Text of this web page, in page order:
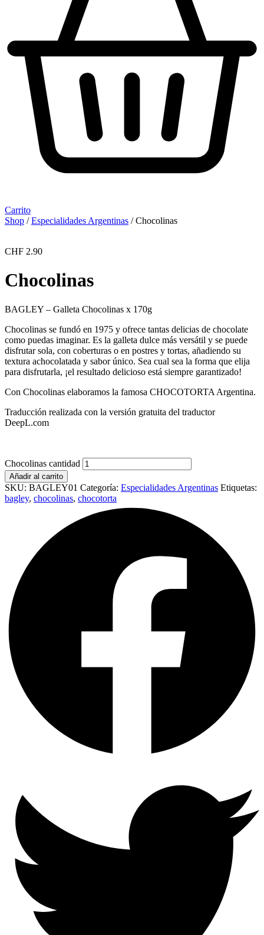
Carrito
Shop /Especialidades Argentinas / Chocolinas
CHF 2.90
Chocolinas
BAGLEY – Galleta Chocolinas x 170g
Chocolinas se fundó en 1975 y ofrece tantas delicias de chocolate
como puedas imaginar. Es la galleta dulce más versátil y se puede
disfrutar sola, con coberturas o en postres y tortas, añadiendo su
textura achocolatada y sabor único. Sea cual sea la forma que elija
para disfrutarla, ¡el resultado delicioso está siempre garantizado!
Con Chocolinas elaboramos la famosa CHOCOTORTA Argentina.
Traducción realizada con la versión gratuita del traductor
DeepL.com
Chocolinas cantidad
Añadir al carrito
SKU: BAGLEY01 Categoría: Especialidades Argentinas Etiquetas:
bagley, chocolinas, chocotorta